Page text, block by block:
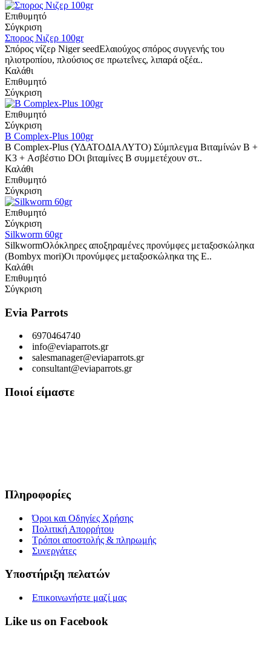
Επιθυμητό
Σύγκριση
Σπορος Νιζερ 100gr
Σπόρος νίζερ Niger seedΕλαιούχος σπόρος συγγενής του
ηλιοτροπίου, πλούσιος σε πρωτεΐνες, λιπαρά οξέα..
Καλάθι
Επιθυμητό
Σύγκριση
Επιθυμητό
Σύγκριση
B Complex-Plus 100gr
B Complex-Plus (ΥΔΑΤΟΔΙΑΛΥΤΟ) Σύμπλεγμα Βιταμίνών Β +
Κ3 + Aσβέστιο DΟι βιταμίνες Β συμμετέχουν στ..
Καλάθι
Επιθυμητό
Σύγκριση
Επιθυμητό
Σύγκριση
Silkworm 60gr
SilkwormΟλόκληρες αποξηραμένες προνύμφες μεταξοσκώληκα
(Bombyx mori)Οι προνύμφες μεταξοσκώληκα της E..
Καλάθι
Επιθυμητό
Σύγκριση
Evia Parrots
6970464740
info@eviaparrots.gr
salesmanager@eviaparrots.gr
consultant@eviaparrots.gr
Ποιοί είμαστε
Πληροφορίες
Όροι και Οδηγίες Χρήσης
Πολιτική Απορρήτου
Τρόποι αποστολής & πληρωμής
Συνεργάτες
Υποστήριξη πελατών
Επικοινωνήστε μαζί μας
Like us on Facebook